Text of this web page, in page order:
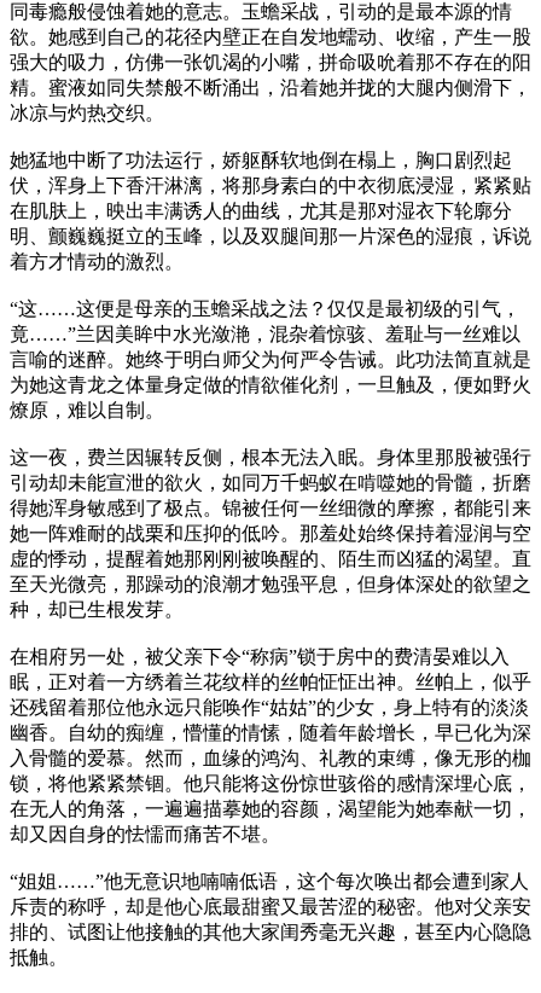
同毒瘾般侵蚀着她的意志。玉蟾采战，引动的是最本源的情
欲。她感到自己的花径内壁正在自发地蠕动、收缩，产生一股
强大的吸力，仿佛一张饥渴的小嘴，拼命吸吮着那不存在的阳
精。蜜液如同失禁般不断涌出，沿着她并拢的大腿内侧滑下，
冰凉与灼热交织。
她猛地中断了功法运行，娇躯酥软地倒在榻上，胸口剧烈起
伏，浑身上下香汗淋漓，将那身素白的中衣彻底浸湿，紧紧贴
在肌肤上，映出丰满诱人的曲线，尤其是那对湿衣下轮廓分
明、颤巍巍挺立的玉峰，以及双腿间那一片深色的湿痕，诉说
着方才情动的激烈。
“这……这便是母亲的玉蟾采战之法？仅仅是最初级的引气，
竟……”兰因美眸中水光潋滟，混杂着惊骇、羞耻与一丝难以
言喻的迷醉。她终于明白师父为何严令告诫。此功法简直就是
为她这青龙之体量身定做的情欲催化剂，一旦触及，便如野火
燎原，难以自制。
这一夜，费兰因辗转反侧，根本无法入眠。身体里那股被强行
引动却未能宣泄的欲火，如同万千蚂蚁在啃噬她的骨髓，折磨
得她浑身敏感到了极点。锦被任何一丝细微的摩擦，都能引来
她一阵难耐的战栗和压抑的低吟。那羞处始终保持着湿润与空
虚的悸动，提醒着她那刚刚被唤醒的、陌生而凶猛的渴望。直
至天光微亮，那躁动的浪潮才勉强平息，但身体深处的欲望之
种，却已生根发芽。
在相府另一处，被父亲下令“称病”锁于房中的费清晏难以入
眠，正对着一方绣着兰花纹样的丝帕怔怔出神。丝帕上，似乎
还残留着那位他永远只能唤作“姑姑”的少女，身上特有的淡淡
幽香。自幼的痴缠，懵懂的情愫，随着年龄增长，早已化为深
入骨髓的爱慕。然而，血缘的鸿沟、礼教的束缚，像无形的枷
锁，将他紧紧禁锢。他只能将这份惊世骇俗的感情深埋心底，
在无人的角落，一遍遍描摹她的容颜，渴望能为她奉献一切，
却又因自身的怯懦而痛苦不堪。
“姐姐……”他无意识地喃喃低语，这个每次唤出都会遭到家人
斥责的称呼，却是他心底最甜蜜又最苦涩的秘密。他对父亲安
排的、试图让他接触的其他大家闺秀毫无兴趣，甚至内心隐隐
抵触。